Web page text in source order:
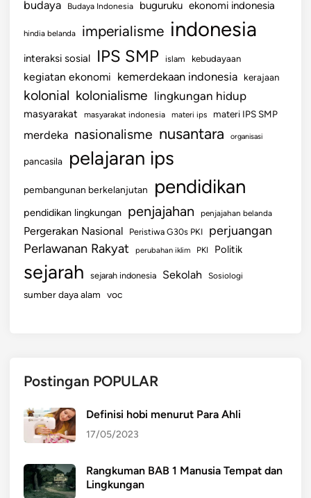
a
n
budaya Budaya Indonesia buguruku ekonomi indonesia
hindia belanda imperialisme indonesia
interaksi sosial IPS SMP islam kebudayaan
kegiatan ekonomi kemerdekaan indonesia kerajaan
kolonial kolonialisme lingkungan hidup
masyarakat masyarakat indonesia materi ips materi IPS SMP
merdeka nasionalisme nusantara organisasi
pancasila pelajaran ips
pembangunan berkelanjutan pendidikan
pendidikan lingkungan penjajahan penjajahan belanda
Pergerakan Nasional Peristiwa G30s PKI perjuangan
Perlawanan Rakyat perubahan iklim PKI Politik
sejarah sejarah indonesia Sekolah Sosiologi
sumber daya alam voc
Postingan POPULAR
Definisi hobi menurut Para Ahli
17/05/2023
Rangkuman BAB 1 Manusia Tempat dan
Lingkungan